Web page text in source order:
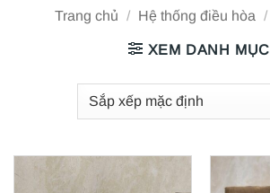
Trang chủ / Hệ thống điều hòa /
XEM DANH MỤC